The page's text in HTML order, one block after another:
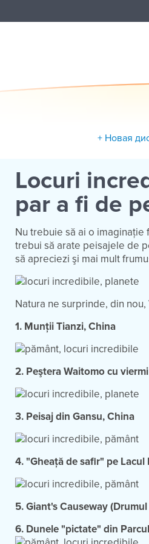
+ Новая
Locuri
par a fi de
Nu trebuie să ai o imaginaţie
trebui să arate peisajele de
să apreciezi şi mai mult
Natura ne surprinde, din
1. Munţii Tianzi, China
2. Peştera Waitomo cu
3. Peisaj din Gansu, China
4. "Gheaţă de safir" pe Lacul
5. Giant's Causeway
6. Dunele "pictate" din